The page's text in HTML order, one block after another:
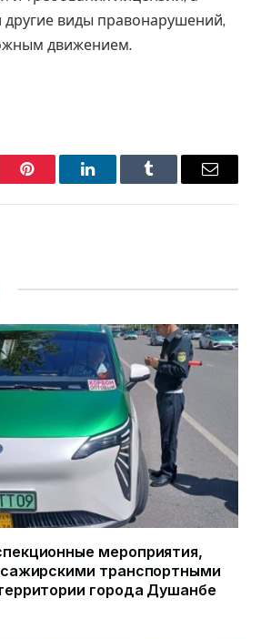
виды правонарушений,
движением.
Pinterest LinkedInTumblr Email
мероприятия,
транспортными
города Душанбе